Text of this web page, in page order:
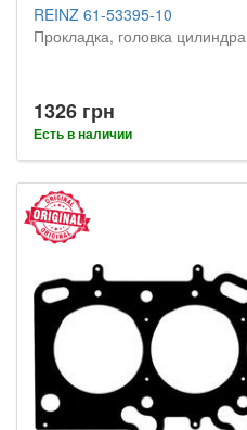
REINZ 61-53395-10
Прокладка, головка цилиндра
1326 грн
Есть в наличии